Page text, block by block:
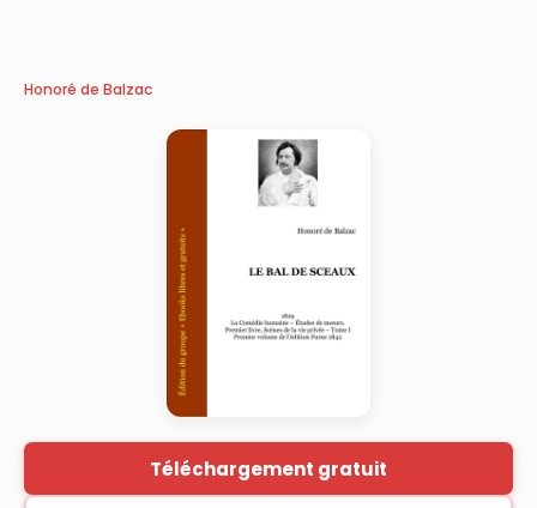
Honoré de Balzac
Téléchargement gratuit